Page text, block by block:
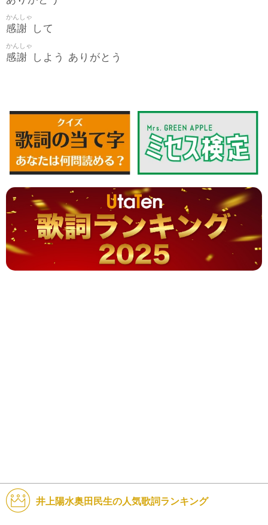
感謝
かんしゃ
して
感謝
かんしゃ
しよう ありがとう
井上陽水奥田民生の人気歌詞ランキング